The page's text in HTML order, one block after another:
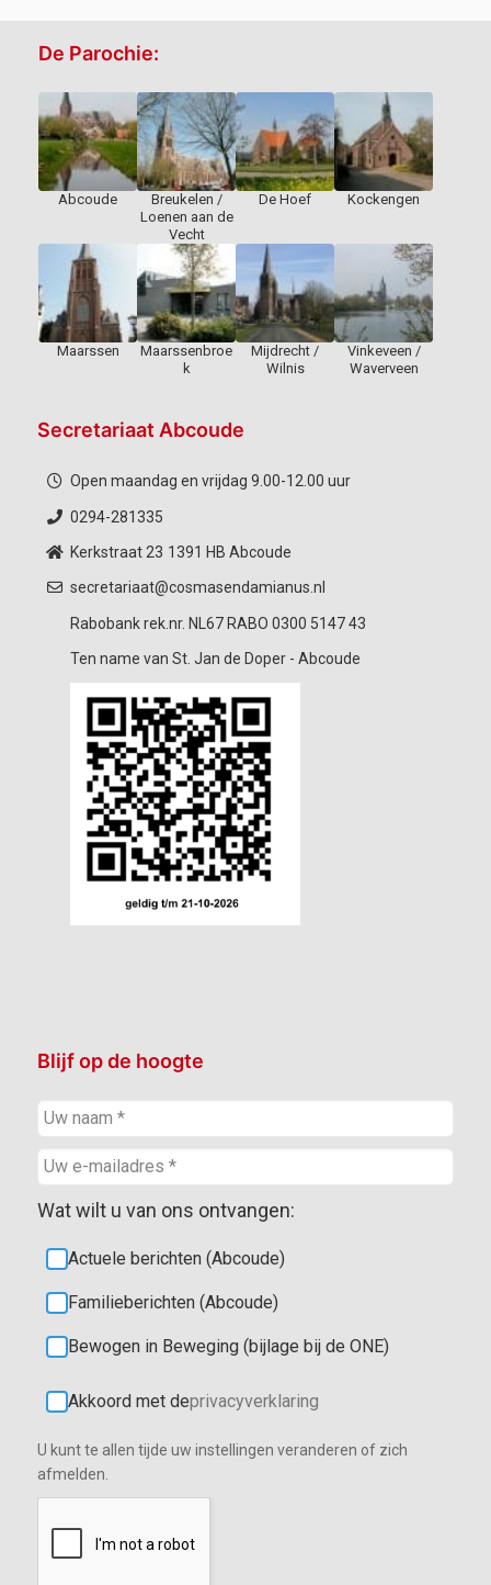
De Parochie:
Abcoude
Breukelen /
Loenen aan de
Vecht
De Hoef Kockengen
Maarssen
Maarssenbroe
k
Mijdrecht /
Wilnis
Vinkeveen /
Waverveen
Secretariaat Abcoude
Open maandag en vrijdag 9.00-12.00 uur
0294-281335
Kerkstraat 23 1391 HB Abcoude
secretariaat@cosmasendamianus.nl
Rabobank rek.nr. NL67 RABO 0300 5147 43
Ten name van St. Jan de Doper - Abcoude
Blijf op de hoogte
Wat wilt u van ons ontvangen:
Actuele berichten (Abcoude)
Familieberichten (Abcoude)
Bewogen in Beweging (bijlage bij de ONE)
Akkoord met deprivacyverklaring
U kunt te allen tijde uw instellingen veranderen of zich
afmelden.